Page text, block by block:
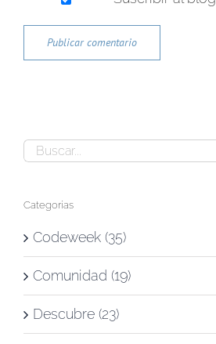
Buscar:
Categorías
Codeweek (35)
Comunidad (19)
Descubre (23)